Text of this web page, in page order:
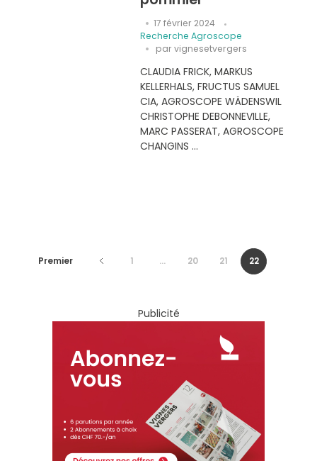
17 février 2024
Recherche Agroscope
par vignesetvergers
CLAUDIA FRICK, MARKUS
KELLERHALS, FRUCTUS SAMUEL
CIA, AGROSCOPE WÄDENSWIL
CHRISTOPHE DEBONNEVILLE,
MARC PASSERAT, AGROSCOPE
CHANGINS ...
Premier 1 ... 20 21 22
Publicité